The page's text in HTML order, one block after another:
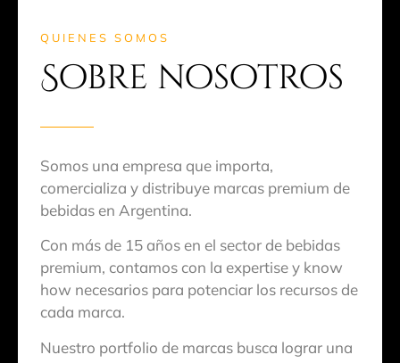
QUIENES SOMOS
Sobre nosotros
Somos una empresa que importa,
comercializa y distribuye marcas premium de
bebidas en Argentina.
Con más de 15 años en el sector de bebidas
premium, contamos con la expertise y know
how necesarios para potenciar los recursos de
cada marca.
Nuestro portfolio de marcas busca lograr una